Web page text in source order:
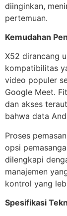
diinginkan,
pertemuan.
Kemudahan
X52 dirancang
kompatibilitas
video populer
Google Meet.
dan akses
bahwa data
Proses
opsi
dilengkapi
manajemen
kontrol yang
Spesifikasi